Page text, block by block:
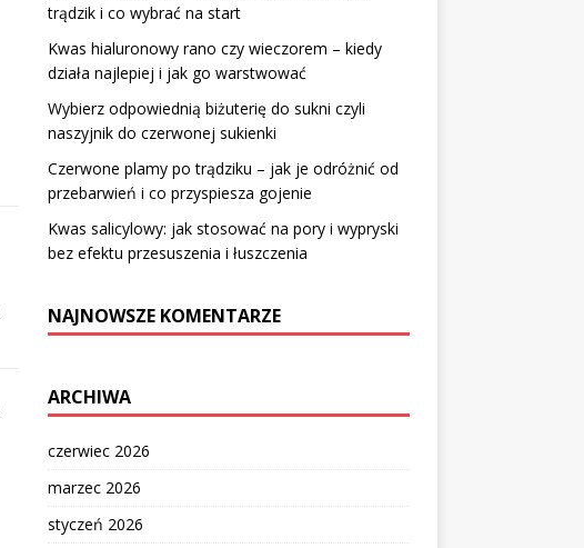
trądzik i co wybrać na start
Kwas hialuronowy rano czy wieczorem – kiedy
działa najlepiej i jak go warstwować
Wybierz odpowiednią biżuterię do sukni czyli
naszyjnik do czerwonej sukienki
Czerwone plamy po trądziku – jak je odróżnić od
przebarwień i co przyspiesza gojenie
Kwas salicylowy: jak stosować na pory i wypryski
bez efektu przesuszenia i łuszczenia
NAJNOWSZE KOMENTARZE
ARCHIWA
czerwiec 2026
marzec 2026
styczeń 2026